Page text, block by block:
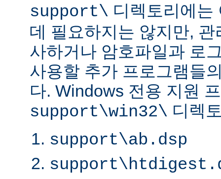
support\ 디렉토리에는
데 필요하지는 않지만,
사하거나 암호파일과 로
사용할 추가 프로그램들
다. Windows 전용 지원
support\win32\ 디렉
support\ab.dsp